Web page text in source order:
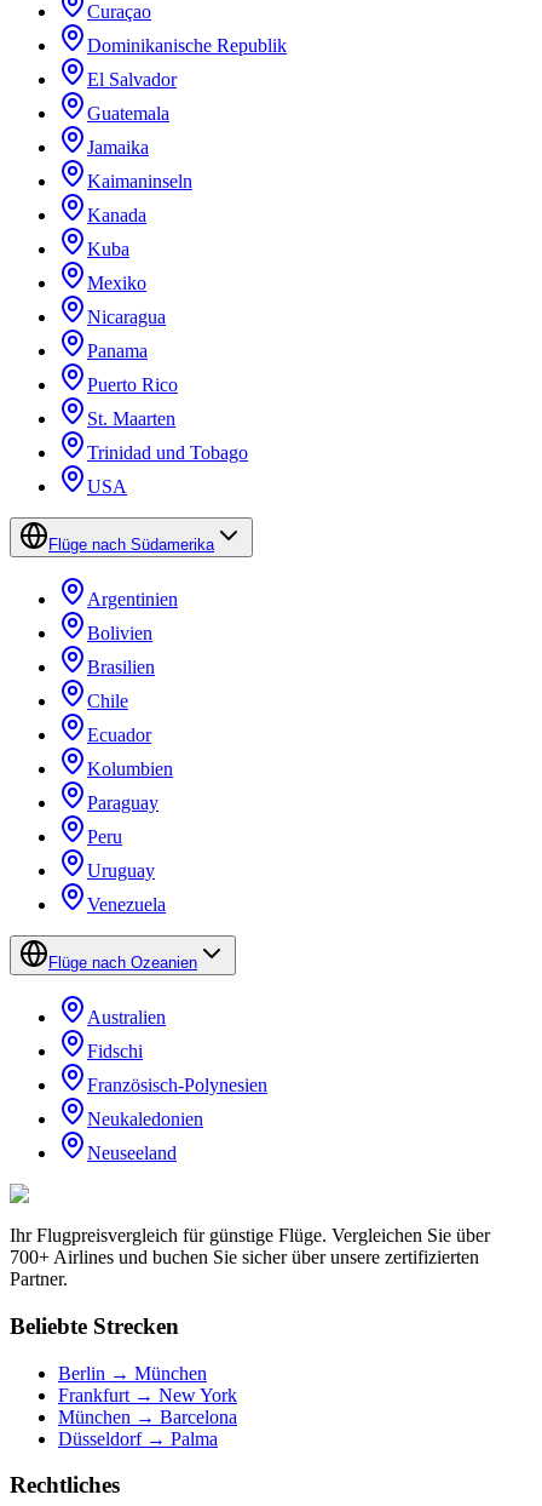
Curaçao
Dominikanische Republik
El Salvador
Guatemala
Jamaika
Kaimaninseln
Kanada
Kuba
Mexiko
Nicaragua
Panama
Puerto Rico
St. Maarten
Trinidad und Tobago
USA
Flüge nach Südamerika
Argentinien
Bolivien
Brasilien
Chile
Ecuador
Kolumbien
Paraguay
Peru
Uruguay
Venezuela
Flüge nach Ozeanien
Australien
Fidschi
Französisch-Polynesien
Neukaledonien
Neuseeland
Ihr Flugpreisvergleich für günstige Flüge. Vergleichen Sie über
700+ Airlines und buchen Sie sicher über unsere zertifizierten
Partner.
Beliebte Strecken
Berlin → München
Frankfurt → New York
München → Barcelona
Düsseldorf → Palma
Rechtliches